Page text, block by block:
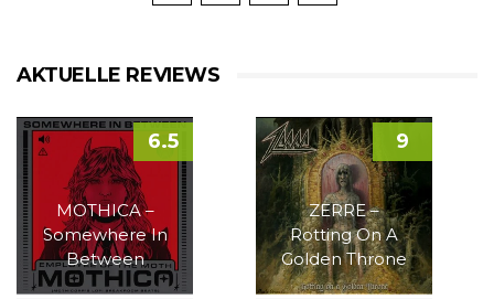
AKTUELLE REVIEWS
MOTHICA –
Somewhere In
Between
6.5
ZERRE –
Rotting On A
Golden Throne
9